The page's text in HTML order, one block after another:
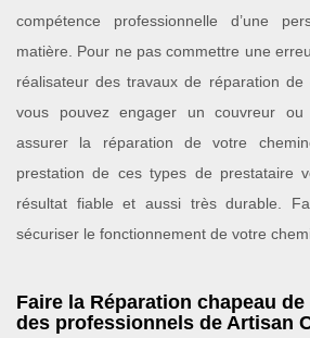
compétence professionnelle d’une
matière. Pour ne pas commettre une
réalisateur des travaux de réparation de
vous pouvez engager un couvreur
assurer la réparation de votre
prestation de ces types de prestataire
résultat fiable et aussi très durable.
sécuriser le fonctionnement de votre
Faire la Réparation chapeau
des professionnels de Artisan